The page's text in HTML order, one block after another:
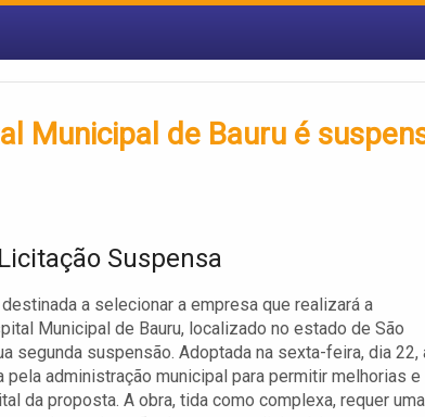
Municipal de Bauru é
Suspensa
a selecionar a empresa que realizará a
Municipal de Bauru, localizado no estado de São
segunda suspensão. Adoptada na sexta-feira, dia 22,
administração municipal para permitir melhorias e
da proposta. A obra, tida como complexa, requer uma